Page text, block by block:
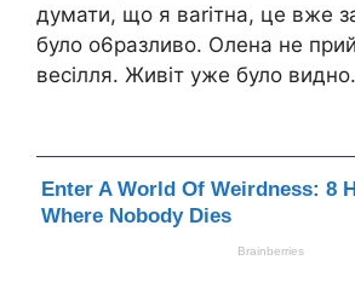
думати, що я ваrітна, це вже
було о6pазливо. Олена не
весілля. Живіт уже було видно.